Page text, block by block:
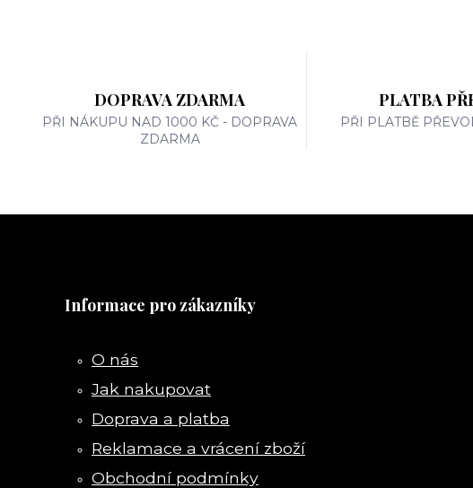
DOPRAVA ZDARMA
PŘI NÁKUPU NAD 1000 KČ - DOPRAVA
ZDARMA
PLATBA
PŘI PLATBĚ
Informace pro zákazníky
O nás
Jak nakupovat
Doprava a platba
Reklamace a vrácení zboží
Obchodní podmínky